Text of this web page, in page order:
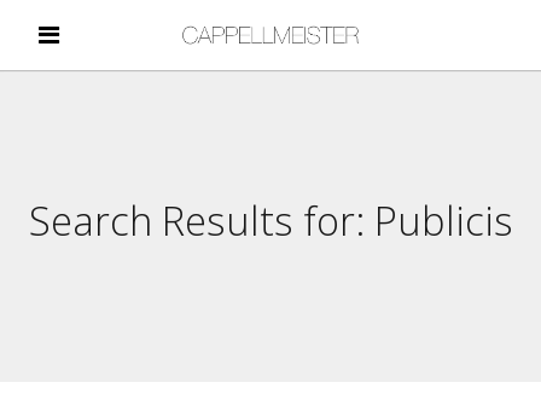
Search Results for: Publicis